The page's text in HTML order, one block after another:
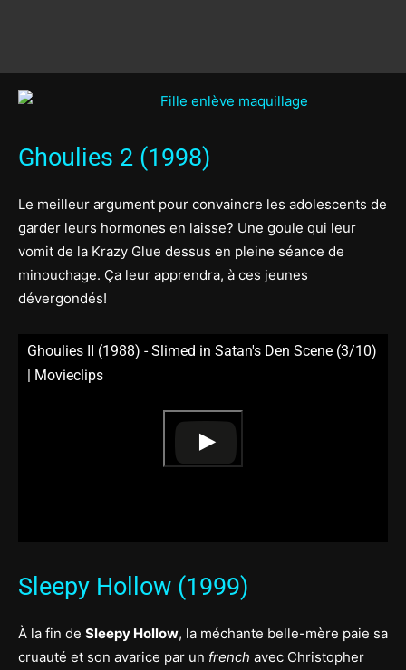
Ghoulies 2 (1998)
Le meilleur argument pour convaincre les adolescents de
garder leurs hormones en laisse? Une goule qui leur
vomit de la Krazy Glue dessus en pleine séance de
minouchage. Ça leur apprendra, à ces jeunes
dévergondés!
Ghoulies II (1988) - Slimed in Satan's Den Scene (3/10)
| Movieclips
Sleepy Hollow (1999)
À la fin de Sleepy Hollow, la méchante belle-mère paie sa
cruauté et son avarice par un french avec Christopher